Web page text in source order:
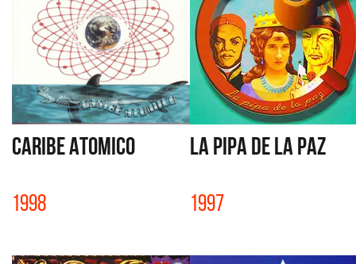
CARIBE ATOMICO
1998
LA PIPA DE LA PAZ
1997